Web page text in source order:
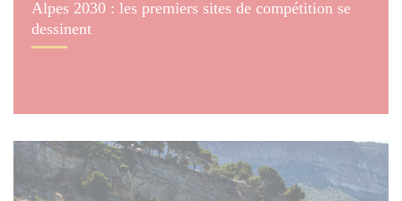
Alpes 2030 : les premiers sites de compétition se
dessinent